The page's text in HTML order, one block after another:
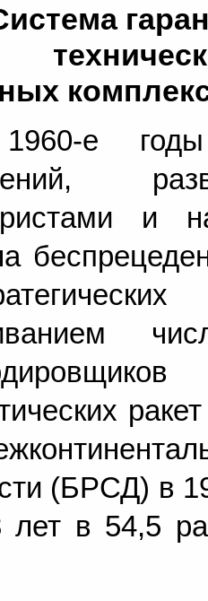
е годы
и
(БРСД) в
лет в 54,5